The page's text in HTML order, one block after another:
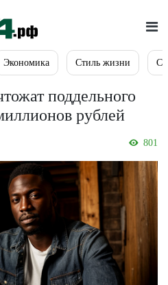
Экономика Стиль жизни
поддельного
рублей
801